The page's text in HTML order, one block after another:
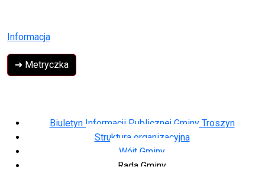
Biuletyn Informacji Publicznej Gminy Troszyn
Struktura organizacyjna
Wójt Gminy
Rada Gminy
Informacja
➔ Metryczka